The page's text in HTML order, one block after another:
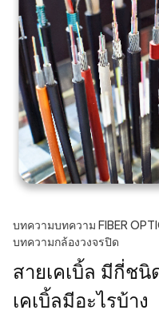
บทความบทความ FIBER
บทความกล้องวงจรปิด
สายเคเบิ้ล มีกี่ช
เคเบิ้ลมีอะไรบ้าง